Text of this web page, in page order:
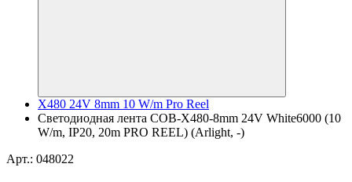
X480 24V 8mm 10 W/m Pro Reel
Светодиодная лента COB-X480-8mm 24V White6000 (10
W/m, IP20, 20m PRO REEL) (Arlight, -)
Арт.: 048022